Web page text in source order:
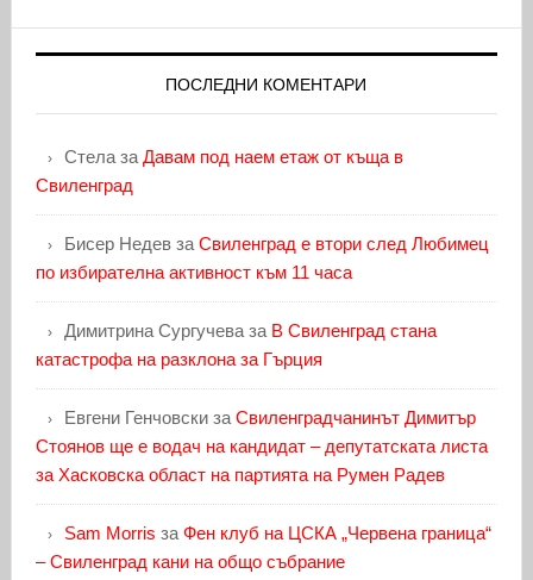
ПОСЛЕДНИ КОМЕНТАРИ
Стелаза Давам под наем етаж от къща в
Свиленград
Бисер Недевза Свиленград е втори след Любимец
по избирателна активност към 11 часа
Димитрина Сургучеваза В Свиленград стана
катастрофа на разклона за Гърция
Евгени Генчовскиза Свиленградчанинът Димитър
Стоянов ще е водач на кандидат – депутатската листа
за Хасковска област на партията на Румен Радев
Sam Morris за Фен клуб на ЦСКА „Червена граница“
– Свиленград кани на общо събрание